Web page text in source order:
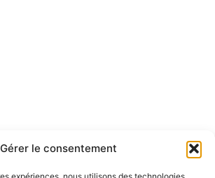
Gérer le consentement
sinistre